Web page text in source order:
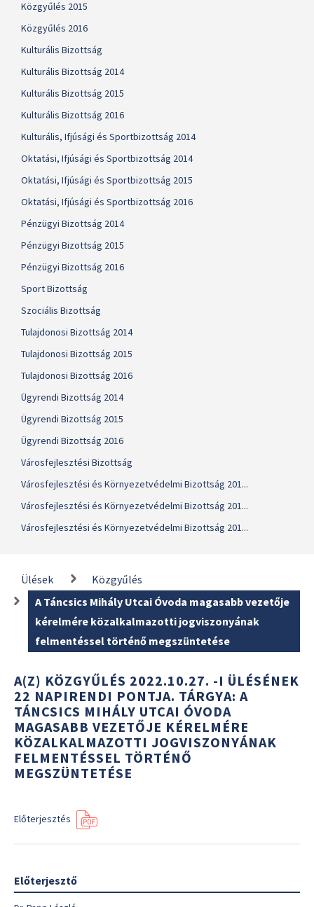
Közgyűlés 2015
Közgyűlés 2016
Kulturális Bizottság
Kulturális Bizottság 2014
Kulturális Bizottság 2015
Kulturális Bizottság 2016
Kulturális, Ifjúsági és Sportbizottság 2014
Oktatási, Ifjúsági és Sportbizottság 2014
Oktatási, Ifjúsági és Sportbizottság 2015
Oktatási, Ifjúsági és Sportbizottság 2016
Pénzügyi Bizottság 2014
Pénzügyi Bizottság 2015
Pénzügyi Bizottság 2016
Sport Bizottság
Szociális Bizottság
Tulajdonosi Bizottság 2014
Tulajdonosi Bizottság 2015
Tulajdonosi Bizottság 2016
Ügyrendi Bizottság 2014
Ügyrendi Bizottság 2015
Ügyrendi Bizottság 2016
Városfejlesztési Bizottság
Városfejlesztési és Környezetvédelmi Bizottság 201...
Városfejlesztési és Környezetvédelmi Bizottság 201...
Városfejlesztési és Környezetvédelmi Bizottság 201...
Ülések
Közgyűlés
A Táncsics Mihály Utcai Óvoda magasabb vezetője
kérelmére közalkalmazotti jogviszonyának
felmentéssel történő megszüntetése
A(Z) KÖZGYŰLÉS 2022.10.27. -I ÜLÉSÉNEK
22 NAPIRENDI PONTJA. TÁRGYA: A
TÁNCSICS MIHÁLY UTCAI ÓVODA
MAGASABB VEZETŐJE KÉRELMÉRE
KÖZALKALMAZOTTI JOGVISZONYÁNAK
FELMENTÉSSEL TÖRTÉNŐ
MEGSZÜNTETÉSE
Előterjesztés
Előterjesztő